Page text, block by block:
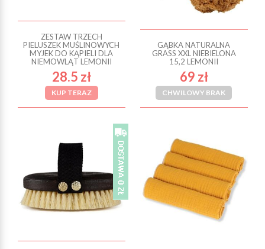
ZESTAW TRZECH
PIELUSZEK MUŚLINOWYCH
MYJEK DO KĄPIELI DLA
NIEMOWLĄT LEMONII
28.5 zł
KUP TERAZ
GĄBKA NATURALNA
GRASS XXL NIEBIELONA
15,2 LEMONII
69 zł
CHWILOWY BRAK